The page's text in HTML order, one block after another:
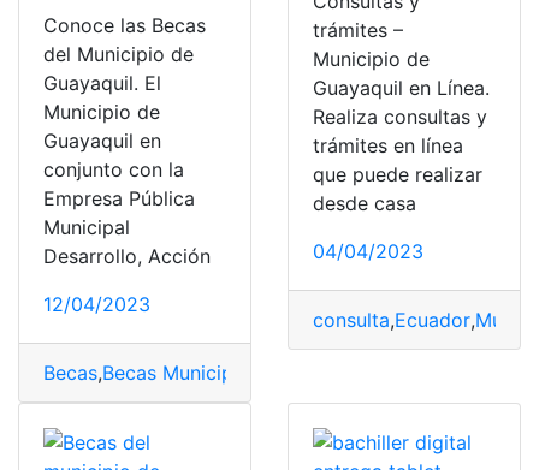
Conoce las Becas
del Municipio de
Guayaquil. El
Municipio de
Guayaquil en
conjunto con la
Empresa Pública
Municipal
Desarrollo, Acción
12/04/2023
Becas,Becas Municipio de Guayaquil
trámites –
Municipio de
Guayaquil en Línea.
Realiza consultas y
trámites en línea
que puede realizar
desde casa
04/04/2023
consulta,Ecuador,